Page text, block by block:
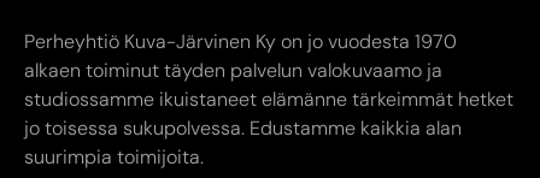
Perheyhtiö Kuva-Järvinen Ky on jo vuodesta 1970
alkaen toiminut täyden palvelun valokuvaamo ja
studiossamme ikuistaneet elämänne tärkeimmät hetket
jo toisessa sukupolvessa. Edustamme kaikkia alan
suurimpia toimijoita.